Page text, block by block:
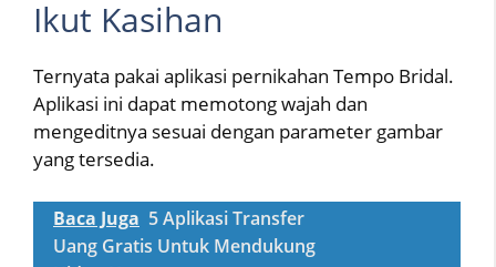
Ikut Kasihan
Ternyata pakai aplikasi pernikahan Tempo Bridal.
Aplikasi ini dapat memotong wajah dan
mengeditnya sesuai dengan parameter gambar
yang tersedia.
Baca Juga 5 Aplikasi Transfer
Uang Gratis Untuk Mendukung